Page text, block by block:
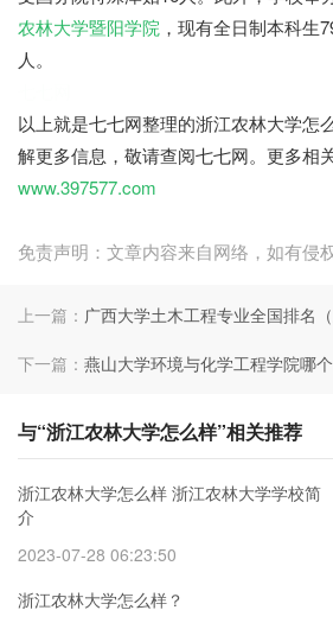
农林大学暨阳学院 ，现有全日制本科生
人。
以上就是七七网整理的浙江农林大学怎
解更多信息，敬请查阅七七网。更多相
www.397577.com
免责声明：文章内容来自网络，如有侵
上一篇： 广西大学土木工程专业全国排名（
下一篇： 燕山大学环境与化学工程学院哪
与“浙江农林大学怎么样”相关推荐
浙江农林大学怎么样 浙江农林大学学校简
介
2023-07-28 06:23:50
浙江农林大学怎么样？